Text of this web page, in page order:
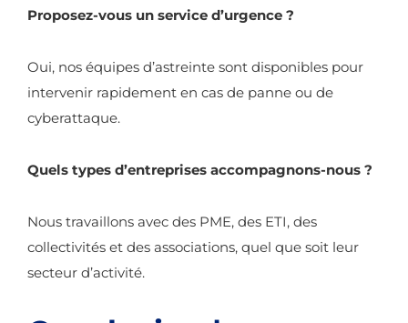
Proposez-vous un service d’urgence ?
Oui, nos équipes d’astreinte sont disponibles pour
intervenir rapidement en cas de panne ou de
cyberattaque.
Quels types d’entreprises accompagnons-nous ?
Nous travaillons avec des PME, des ETI, des
collectivités et des associations, quel que soit leur
secteur d’activité.